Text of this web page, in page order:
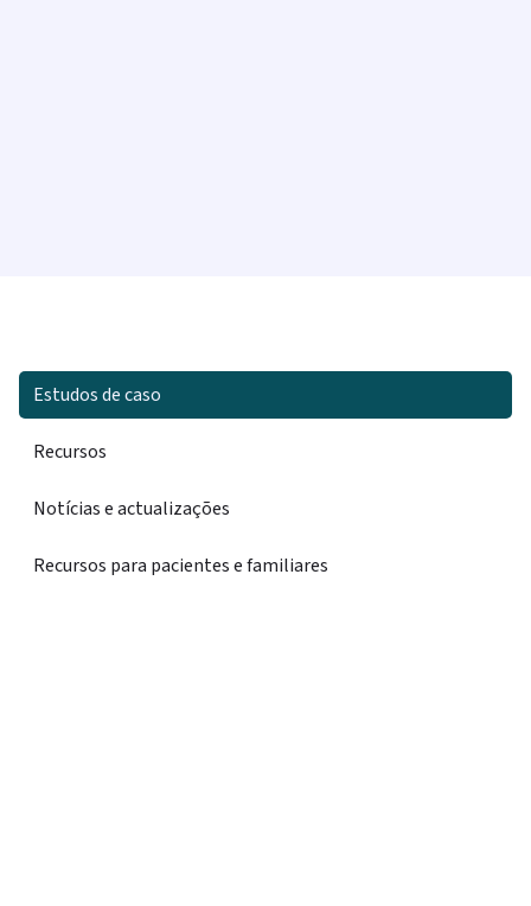
Estudos de caso
Recursos
Notícias e actualizações
Recursos para pacientes e familiares